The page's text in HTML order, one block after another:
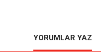
YORUMLAR YAZ